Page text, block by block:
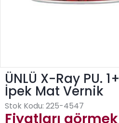
ÜNLÜ X-Ray PU.
İpek Mat Vernik
Stok Kodu: 225-4547
Fiyatları